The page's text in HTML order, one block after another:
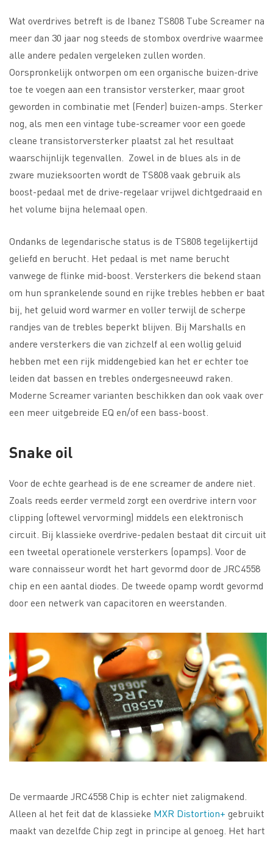
Wat overdrives betreft is de Ibanez TS808 Tube Screamer na
meer dan 30 jaar nog steeds de stombox overdrive waarmee
alle andere pedalen vergeleken zullen worden.
Oorspronkelijk ontworpen om een organische buizen-drive
toe te voegen aan een transistor versterker, maar groot
geworden in combinatie met (Fender) buizen-amps. Sterker
nog, als men een vintage tube-screamer voor een goede
cleane transistorversterker plaatst zal het resultaat
waarschijnlijk tegenvallen. Zowel in de blues als in de
zware muzieksoorten wordt de TS808 vaak gebruik als
boost-pedaal met de drive-regelaar vrijwel dichtgedraaid en
het volume bijna helemaal open.
Ondanks de legendarische status is de TS808 tegelijkertijd
geliefd en berucht. Het pedaal is met name berucht
vanwege de flinke mid-boost. Versterkers die bekend staan
om hun sprankelende sound en rijke trebles hebben er baat
bij, het geluid word warmer en voller terwijl de scherpe
randjes van de trebles beperkt blijven. Bij Marshalls en
andere versterkers die van zichzelf al een wollig geluid
hebben met een rijk middengebied kan het er echter toe
leiden dat bassen en trebles ondergesneeuwd raken.
Moderne Screamer varianten beschikken dan ook vaak over
een meer uitgebreide EQ en/of een bass-boost.
Snake oil
Voor de echte gearhead is de ene screamer de andere niet.
Zoals reeds eerder vermeld zorgt een overdrive intern voor
clipping (oftewel vervorming) middels een elektronisch
circuit. Bij klassieke overdrive-pedalen bestaat dit circuit uit
een tweetal operationele versterkers (opamps). Voor de
ware connaisseur wordt het hart gevormd door de JRC4558
chip en een aantal diodes. De tweede opamp wordt gevormd
door een netwerk van capacitoren en weerstanden.
De vermaarde JRC4558 Chip is echter niet zaligmakend.
Alleen al het feit dat de klassieke MXR Distortion+ gebruikt
maakt van dezelfde Chip zegt in principe al genoeg. Het hart